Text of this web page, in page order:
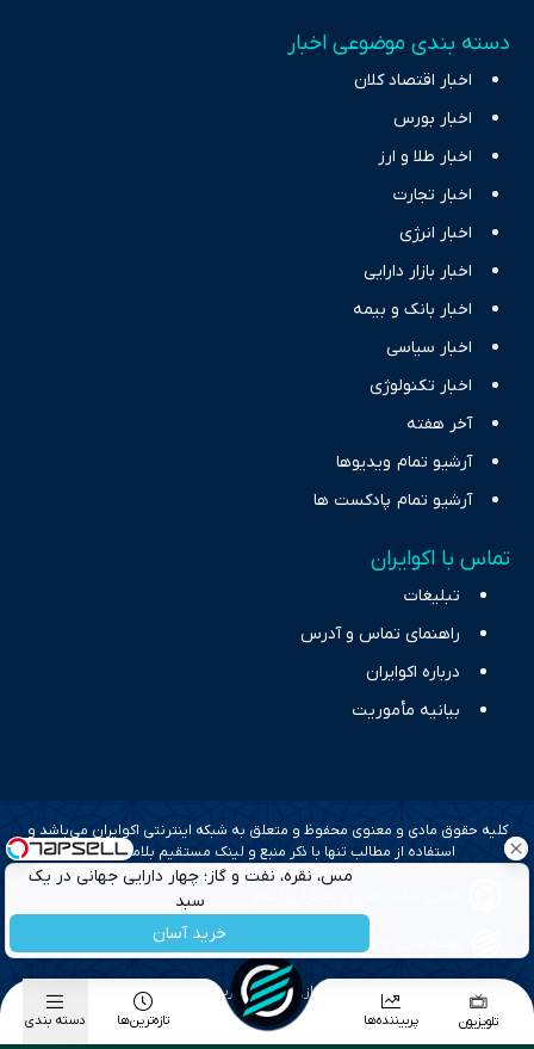
مس، نقره، نفت و گاز؛ چهار دارایی جهانی در یک
سبد
خرید آسان
دسته بندی موضوعی اخبار
اخبار اقتصاد کلان
اخبار بورس
اخبار طلا و ارز
اخبار تجارت
اخبار انرژی
اخبار بازار دارایی
اخبار بانک و بیمه
اخبار سیاسی
اخبار تکنولوژی
آخر هفته
آرشیو تمام ویدیوها
آرشیو تمام پادکست ها
تماس با اکوایران
تبلیغات
راهنمای تماس و آدرس
درباره اکوایران
بیانیه مأموریت
کلیه حقوق مادی و معنوی محفوظ و متعلق به شبکه اینترنتی اکوایران می‌باشد و
استفاده از مطالب تنها با ذکر منبع و لینک مستقیم بلامانع است.
بهینه سازی و سئو؛ گروه رسانه ای دنیای اقتصاد
طراحی گرافیک و پیاده سازی؛ برآیند تجربه
تلویزیون پربیننده‌ها تازه‌ترین‌ها دسته بندی